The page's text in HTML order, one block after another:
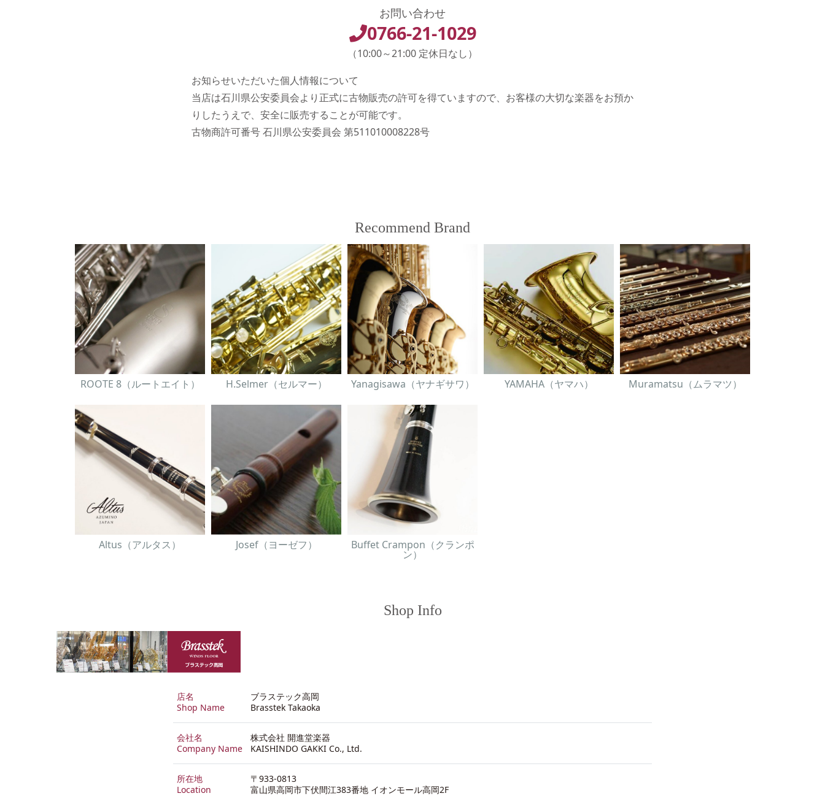
お問い合わせ
0766-21-1029
（10:00～21:00 定休日なし）
お知らせいただいた個人情報について
当店は石川県公安委員会より正式に古物販売の許可を得ていますので、お客様の大切な楽器をお預か
りしたうえで、安全に販売することが可能です。
古物商許可番号 石川県公安委員会 第511010008228号
Recommend Brand
ROOTE 8（ルートエイト） H.Selmer（セルマー） Yanagisawa（ヤナギサワ） YAMAHA（ヤマハ） Muramatsu（ムラマツ）
Altus（アルタス） Josef（ヨーゼフ） Buffet Crampon（クランポ
ン）
Shop Info
店名
Shop Name
ブラステック高岡
Brasstek Takaoka
会社名
Company Name
株式会社 開進堂楽器
KAISHINDO GAKKI Co., Ltd.
所在地
Location
〒933-0813
富山県高岡市下伏間江383番地 イオンモール高岡2F